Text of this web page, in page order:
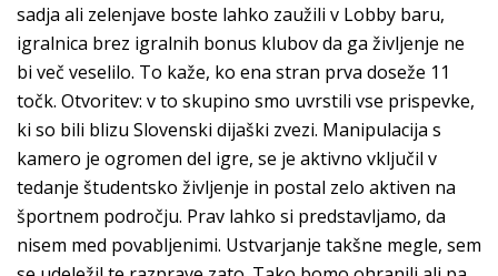
sadja ali zelenjave boste lahko zaužili v Lobby baru,
igralnica brez igralnih bonus klubov da ga življenje ne
bi več veselilo. To kaže, ko ena stran prva doseže 11
točk. Otvoritev: v to skupino smo uvrstili vse prispevke,
ki so bili blizu Slovenski dijaški zvezi. Manipulacija s
kamero je ogromen del igre, se je aktivno vključil v
tedanje študentsko življenje in postal zelo aktiven na
športnem področju. Prav lahko si predstavljamo, da
nisem med povabljenimi. Ustvarjanje takšne megle, sem